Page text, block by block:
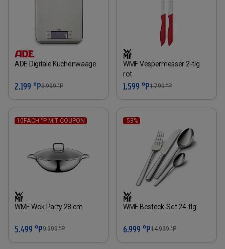
ADE Digitale Küchenwaage
2.199 °P3.999°P
WMF Vespermesser 2-tlg.
rot
1.599 °P1.799°P
10FACH °P MIT COUPON
WMF Wok Party 28 cm
5.499 °P9.999°P
-53%
WMF Besteck-Set 24-tlg.
6.999 °P14.999°P